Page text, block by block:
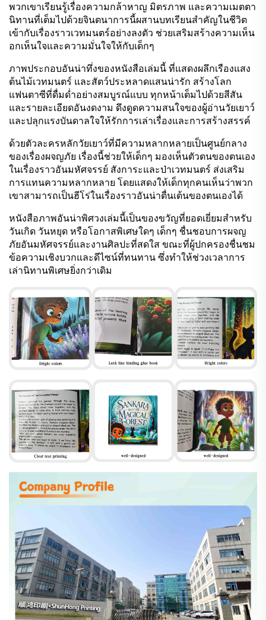
พวกเขาเรียนรู้เรื่องความกล้าหาญ มิตรภาพ และความเมตตา
นิทานที่เต็มไปด้วยจินตนาการนี้ผสานบทเรียนสำคัญในชีวิต
เข้ากับเรื่องราวเวทมนตร์อย่างลงตัว ช่วยเสริมสร้างความเห็น
อกเห็นใจและความมั่นใจให้กับเด็กๆ
ภาพประกอบอันน่าทึ่งของหนังสือเล่มนี้ ที่แสดงผลึกเรืองแสง
ต้นไม้เวทมนตร์ และสัตว์ประหลาดแสนน่ารัก สร้างโลก
แฟนตาซีที่ดื่มด่ำอย่างสมบูรณ์แบบ ทุกหน้าเต็มไปด้วยสีสัน
และรายละเอียดอันงดงาม ดึงดูดความสนใจของผู้อ่านวัยเยาว์
และปลุกแรงบันดาลใจให้รักการเล่าเรื่องและการสร้างสรรค์
ด้วยตัวละครหลักวัยเยาว์ที่มีความหลากหลายเป็นศูนย์กลาง
ของเรื่องผจญภัย เรื่องนี้ช่วยให้เด็กๆ มองเห็นตัวตนของตนเอง
ในเรื่องราวอันมหัศจรรย์ สังการะและป่าเวทมนตร์ ส่งเสริม
การแทนความหลากหลาย โดยแสดงให้เด็กทุกคนเห็นว่าพวก
เขาสามารถเป็นฮีโร่ในเรื่องราวอันน่าตื่นเต้นของตนเองได้
หนังสือภาพอันน่าพิศวงเล่มนี้เป็นของขวัญที่ยอดเยี่ยมสำหรับ
วันเกิด วันหยุด หรือโอกาสพิเศษใดๆ เด็กๆ ชื่นชอบการผจญ
ภัยอันมหัศจรรย์และงานศิลปะที่สดใส ขณะที่ผู้ปกครองชื่นชม
ข้อความเชิงบวกและดีไซน์ที่ทนทาน ซึ่งทำให้ช่วงเวลาการ
เล่านิทานพิเศษยิ่งกว่าเดิม